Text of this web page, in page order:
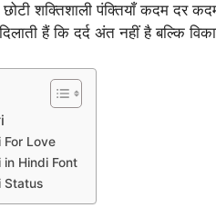
शक्तिशाली पंक्तियाँ कदम दर
हैं कि दर्द अंत नहीं है बल्कि
For Love
Hindi Font
Status